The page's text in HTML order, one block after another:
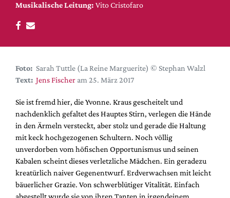
DdB-map
Kalender
Premierensuche
Festival-Planer
Hefte
Alle Hefte
Leseproben
Podcast
Service
Shop / Abo
Newsletter
Musikalische Leitung: Vito Cristofaro
Foto: Sarah Tuttle (La Reine Marguerite) © Stephan Walzl
Text: Jens Fischer am 25. März 2017
Sie ist fremd hier, die Yvonne. Kraus gescheitelt und
nachdenklich gefaltet des Hauptes Stirn, verlegen die Hände
in den Ärmeln versteckt, aber stolz und gerade die Haltung
mit keck hochgezogenen Schultern. Noch völlig
unverdorben vom höfischen Opportunismus und seinen
Kabalen scheint dieses verletzliche Mädchen. Ein geradezu
kreatürlich naiver Gegenentwurf. Erdverwachsen mit leicht
bäuerlicher Grazie. Von schwerblütiger Vitalität. Einfach
abgestellt wurde sie von ihren Tanten in irgendeinem